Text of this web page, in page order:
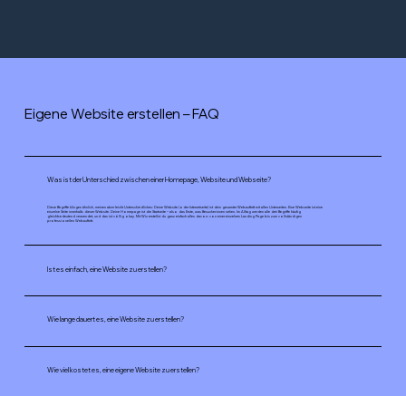
Eigene Website erstellen – FAQ
Was ist der Unterschied zwischen einer Homepage, Website und Webseite?
Diese Begriffe klingen ähnlich, meinen aber leicht Unterschiedliches: Deine Website (oder Internetseite) ist dein gesamter Webauftritt mit allen Unterseiten. Eine Webseite ist eine
einzelne Seite innerhalb dieser Website. Deine Homepage ist die Startseite – also das Erste, was Besucher:innen sehen. Im Alltag werden alle drei Begriffe häufig
gleichbedeutend verwendet, und das ist völlig okay. Mit Wix erstellst du ganz einfach alles davon: von einer einzelnen Landing Page bis zum vollständigen
professionellen Webauftritt.
Ist es einfach, eine Website zu erstellen?
Wie lange dauert es, eine Website zu erstellen?
Wie viel kostet es, eine eigene Website zu erstellen?